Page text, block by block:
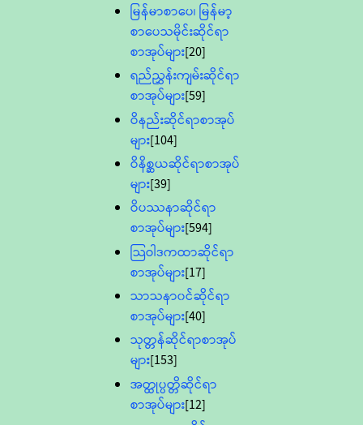
မြန်မာစာပေ၊ မြန်မာ့
စာပေသမိုင်းဆိုင်ရာ
စာအုပ်များ[20]
ရည်ညွှန်းကျမ်းဆိုင်ရာ
စာအုပ်များ[59]
ဝိနည်းဆိုင်ရာစာအုပ်
များ[104]
ဝိနိစ္ဆယဆိုင်ရာစာအုပ်
များ[39]
ဝိပဿနာဆိုင်ရာ
စာအုပ်များ[594]
သြဝါဒကထာဆိုင်ရာ
စာအုပ်များ[17]
သာသနာ၀င်ဆိုင်ရာ
စာအုပ်များ[40]
သုတ္တန်ဆိုင်ရာစာအုပ်
များ[153]
အတ္ထုပ္ပတ္တိဆိုင်ရာ
စာအုပ်များ[12]